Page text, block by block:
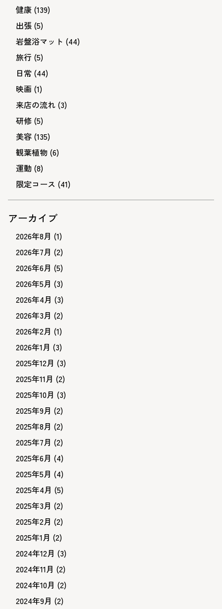
健康 (139)
出張 (5)
岩盤浴マット (44)
旅行 (5)
日常 (44)
映画 (1)
来店の流れ (3)
研修 (5)
美容 (135)
観葉植物 (6)
運動 (8)
限定コース (41)
アーカイブ
2026年8月 (1)
2026年7月 (2)
2026年6月 (5)
2026年5月 (3)
2026年4月 (3)
2026年3月 (2)
2026年2月 (1)
2026年1月 (3)
2025年12月 (3)
2025年11月 (2)
2025年10月 (3)
2025年9月 (2)
2025年8月 (2)
2025年7月 (2)
2025年6月 (4)
2025年5月 (4)
2025年4月 (5)
2025年3月 (2)
2025年2月 (2)
2025年1月 (2)
2024年12月 (3)
2024年11月 (2)
2024年10月 (2)
2024年9月 (2)